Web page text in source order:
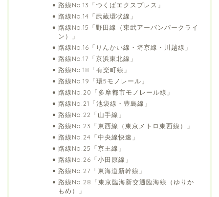
路線No.13「つくばエクスプレス」
路線No.14「武蔵環状線」
路線No.15「野田線（東武アーバンパークライ
ン）」
路線No.16「りんかい線・埼京線・川越線」
路線No.17「京浜東北線」
路線No.18「有楽町線」
路線No.19「環5モノレール」
路線No.20「多摩都市モノレール線」
路線No.21「池袋線・豊島線」
路線No.22「山手線」
路線No.23「東西線（東京メトロ東西線）」
路線No.24「中央線快速」
路線No.25「京王線」
路線No.26「小田原線」
路線No.27「東海道新幹線」
路線No.28「東京臨海新交通臨海線（ゆりか
もめ）」